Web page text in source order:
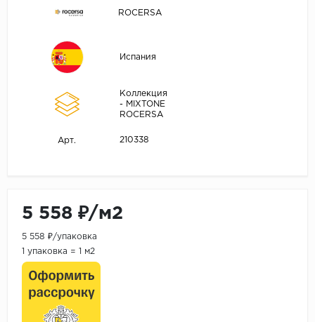
ROCERSA
Испания
Коллекция
- MIXTONE
ROCERSA
Арт. 210338
5 558 ₽/м2
5 558 ₽/упаковка
1 упаковка = 1 м2